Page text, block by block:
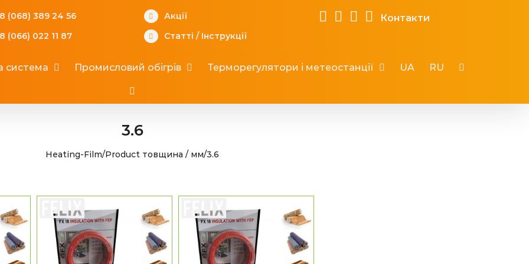
(068) 389 24 56
(066) 022 11 87
Акції
Статті / Інструкції
Контакти
система Промисловий обігрів Терморегулятори і метеостанції UA RU
3.6
Heating-Film/Product товщина / мм/3.6